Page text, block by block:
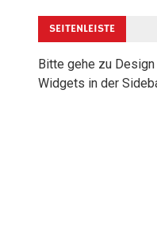
SEITENLEISTE
Bitte gehe zu
Widgets in der